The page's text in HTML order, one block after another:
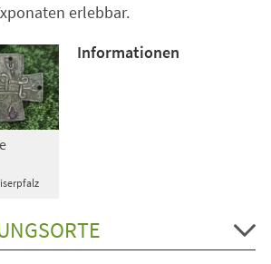
erlebbar.
Informationen